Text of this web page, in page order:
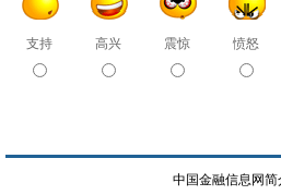
支持 高兴 震惊 愤怒
中国金融信息网简